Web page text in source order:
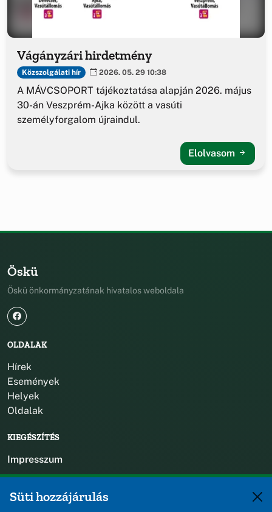
Vágányzári hirdetmény
Közszolgálati hír 2026. 05. 29 10:38
A MÁVCSOPORT tájékoztatása alapján 2026. május
30-án Veszprém-Ajka között a vasúti
személyforgalom újraindul.
Elolvasom
Öskü
Öskü önkormányzatának hivatalos weboldala
OLDALAK
Hírek
Események
Helyek
Oldalak
KIEGÉSZÍTÉS
Impresszum
Süti hozzájárulás